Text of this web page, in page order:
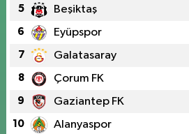
5 Beşiktaş
6 Eyüpspor
7 Galatasaray
8 Çorum FK
9 Gaziantep FK
10 Alanyaspor